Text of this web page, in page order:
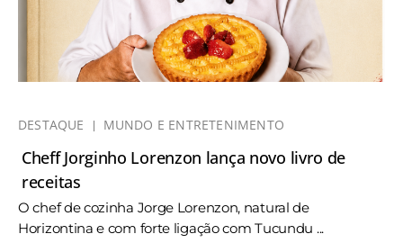
DESTAQUE MUNDO E ENTRETENIMENTO
Cheff Jorginho Lorenzon lança novo livro de
receitas
O chef de cozinha Jorge Lorenzon, natural de
Horizontina e com forte ligação com Tucundu ...